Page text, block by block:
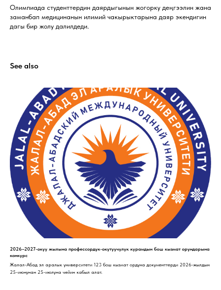
Олимпиада студенттердин даярдыгынын жогорку деңгээлин жана
заманбап медицинанын илимий чакырыктарына даяр экендигин
дагы бир жолу далилдеди.
See also
2026–2027-окуу жылына профессордук-окутуучулук курамдын бош кызмат орундарына
конкурс
Жалал-Абад эл аралык университети 123 бош кызмат ордуна документтерди 2026-жылдын
25-июнунан 25-июлуна чейин кабыл алат.